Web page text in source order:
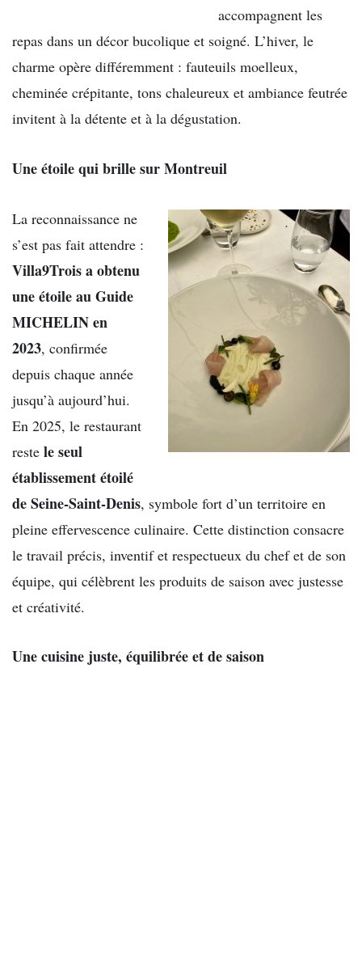
accompagnent les
repas dans un décor bucolique et soigné. L’hiver, le
charme opère différemment : fauteuils moelleux,
cheminée crépitante, tons chaleureux et ambiance feutrée
invitent à la détente et à la dégustation.
Une étoile qui brille sur Montreuil
La reconnaissance ne
s’est pas fait attendre :
Villa9Trois a obtenu
une étoile au Guide
MICHELIN en
2023, confirmée
depuis chaque année
jusqu’à aujourd’hui.
En 2025, le restaurant
reste le seul
établissement étoilé
de Seine-Saint-Denis, symbole fort d’un territoire en
pleine effervescence culinaire. Cette distinction consacre
le travail précis, inventif et respectueux du chef et de son
équipe, qui célèbrent les produits de saison avec justesse
et créativité.
Une cuisine juste, équilibrée et de saison